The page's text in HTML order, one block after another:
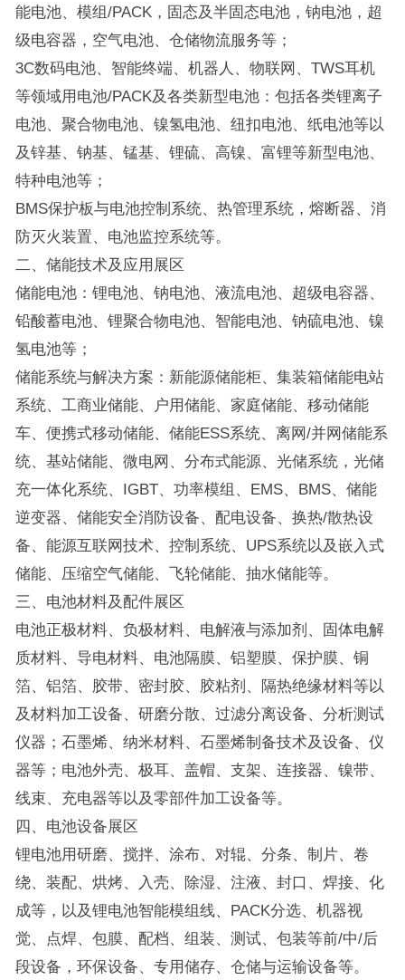
能电池、模组/PACK，固态及半固态电池，钠电池，超
级电容器，空气电池、仓储物流服务等；
3C数码电池、智能终端、机器人、物联网、TWS耳机
等领域用电池/PACK及各类新型电池：包括各类锂离子
电池、聚合物电池、镍氢电池、纽扣电池、纸电池等以
及锌基、钠基、锰基、锂硫、高镍、富锂等新型电池、
特种电池等；
BMS保护板与电池控制系统、热管理系统，熔断器、消
防灭火装置、电池监控系统等。
二、储能技术及应用展区
储能电池：锂电池、钠电池、液流电池、超级电容器、
铅酸蓄电池、锂聚合物电池、智能电池、钠硫电池、镍
氢电池等；
储能系统与解决方案：新能源储能柜、集装箱储能电站
系统、工商业储能、户用储能、家庭储能、移动储能
车、便携式移动储能、储能ESS系统、离网/并网储能系
统、基站储能、微电网、分布式能源、光储系统，光储
充一体化系统、IGBT、功率模组、EMS、BMS、储能
逆变器、储能安全消防设备、配电设备、换热/散热设
备、能源互联网技术、控制系统、UPS系统以及嵌入式
储能、压缩空气储能、飞轮储能、抽水储能等。
三、电池材料及配件展区
电池正极材料、负极材料、电解液与添加剂、固体电解
质材料、导电材料、电池隔膜、铝塑膜、保护膜、铜
箔、铝箔、胶带、密封胶、胶粘剂、隔热绝缘材料等以
及材料加工设备、研磨分散、过滤分离设备、分析测试
仪器；石墨烯、纳米材料、石墨烯制备技术及设备、仪
器等；电池外壳、极耳、盖帽、支架、连接器、镍带、
线束、充电器等以及零部件加工设备等。
四、电池设备展区
锂电池用研磨、搅拌、涂布、对辊、分条、制片、卷
绕、装配、烘烤、入壳、除湿、注液、封口、焊接、化
成等，以及锂电池智能模组线、PACK分选、机器视
觉、点焊、包膜、配档、组装、测试、包装等前/中/后
段设备，环保设备、专用储存、仓储与运输设备等。